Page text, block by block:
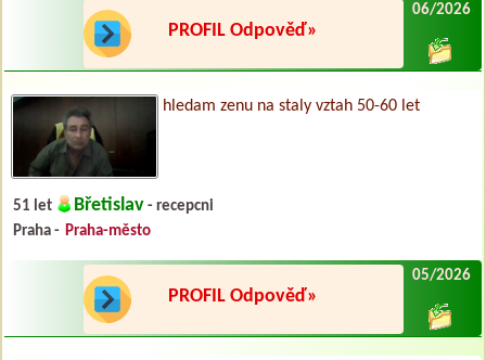
PROFIL Odpověď»
06/2026
hledam zenu na staly vztah 50-60 let
51 let Břetislav - recepcni
Praha - Praha-město
PROFIL Odpověď»
05/2026